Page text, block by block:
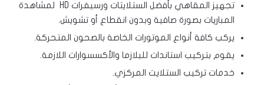
تجهيز المقاهي بأفضل الستلايتات ورسيفرات HD لمشاهدة
المباريات بصورة صافية وبدون انقطاع أو تشويش.
يركب كافة أنواع الموتورات الخاصة بالصحون المتحركة.
يقوم بتركيب استاندات للبلازما والأكسسوارات اللازمة.
خدمات تركيب الستلايت المركزي.